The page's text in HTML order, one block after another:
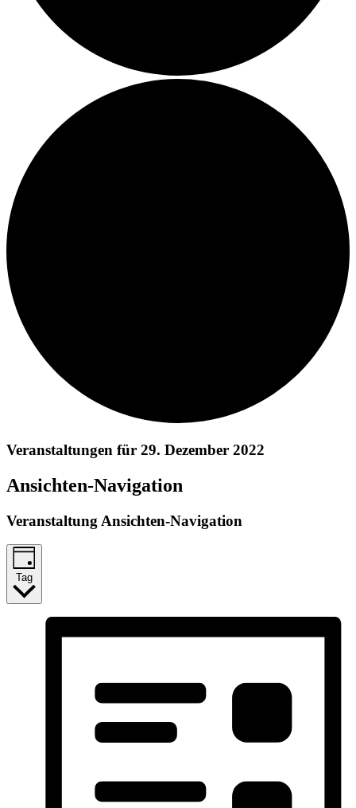
Veranstaltungen für 29. Dezember 2022
Ansichten-Navigation
Veranstaltung Ansichten-Navigation
Tag